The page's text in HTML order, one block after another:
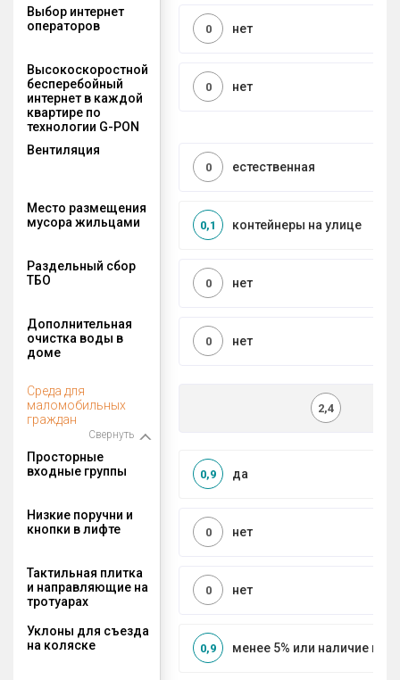
Выбор интернет
операторов
нет
0
Высокоскоростной
бесперебойный
интернет в каждой
квартире по
технологии G-PON
нет
0
Вентиляция
естественная
0
Место размещения
мусора жильцами
контейнеры на улице
0,1
Раздельный сбор
ТБО
нет
0
Дополнительная
очистка воды в
доме
нет
0
Среда для
маломобильных
граждан
Свернуть
2,4
Просторные
входные группы
да
0,9
Низкие поручни и
кнопки в лифте
нет
0
Тактильная плитка
и направляющие на
тротуарах
нет
0
Уклоны для съезда
на коляске
менее 5% или наличие
0,9